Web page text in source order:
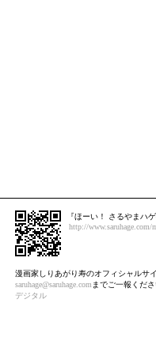
『ほーい！ さるやまハ
http://www.saruhage.com/
漫画家しりあがり寿のオフィシャルサ
saruhage@saruhage.com までご一報くだ
デジタル